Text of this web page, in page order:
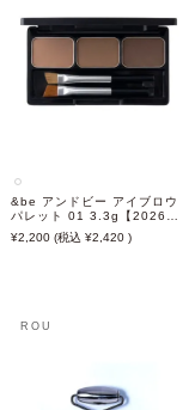
&be アンドビー アイブロウ
パレット 01 3.3g【2026年
6月新商品】
2,200 2,420
ROU